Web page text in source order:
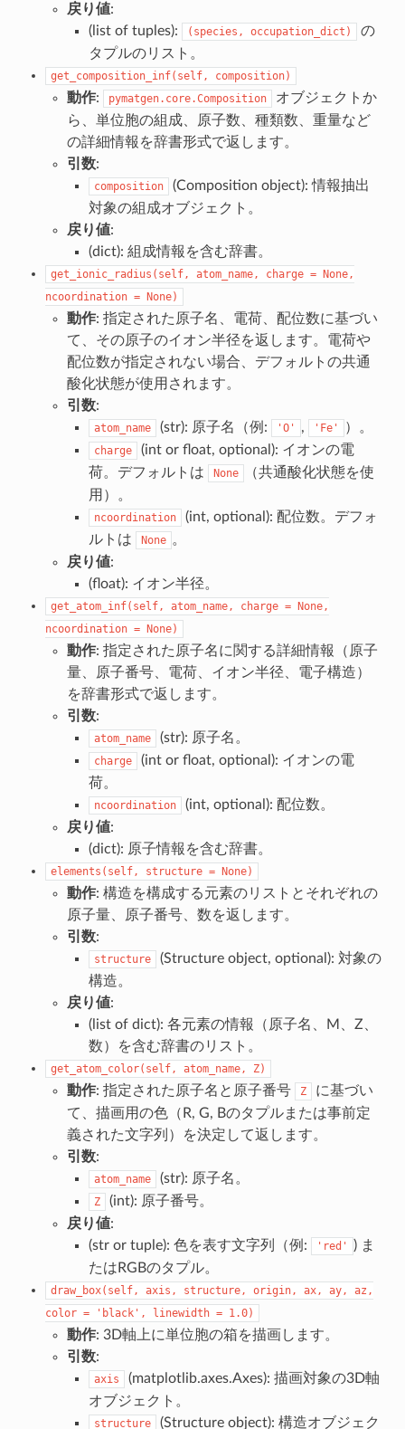
戻り値:
(list of tuples):
(species, occupation_dict)
の
タプルのリスト。
get_composition_inf(self, composition)
動作: pymatgen.core.Composition
オブジェクトか
ら、単位胞の組成、原子数、種類数、重量など
の詳細情報を辞書形式で返します。
引数:
composition
(Composition object): 情報抽出
対象の組成オブジェクト。
戻り値:
(dict): 組成情報を含む辞書。
get_ionic_radius(self, atom_name, charge = None,
ncoordination = None)
動作: 指定された原子名、電荷、配位数に基づい
て、その原子のイオン半径を返します。電荷や
配位数が指定されない場合、デフォルトの共通
酸化状態が使用されます。
引数:
atom_name (str): 原子名（例: 'O' , 'Fe' ）。
charge
(int or float, optional): イオンの電
荷。デフォルトは
None
（共通酸化状態を使
用）。
ncoordination
(int, optional): 配位数。デフォ
ルトは
None 。
戻り値:
(float): イオン半径。
get_atom_inf(self, atom_name, charge = None,
ncoordination = None)
動作: 指定された原子名に関する詳細情報（原子
量、原子番号、電荷、イオン半径、電子構造）
を辞書形式で返します。
引数:
atom_name (str): 原子名。
charge
(int or float, optional): イオンの電
荷。
ncoordination
(int, optional): 配位数。
戻り値:
(dict): 原子情報を含む辞書。
elements(self, structure = None)
動作: 構造を構成する元素のリストとそれぞれの
原子量、原子番号、数を返します。
引数:
structure
(Structure object, optional): 対象の
構造。
戻り値:
(list of dict): 各元素の情報（原子名、M、Z、
数）を含む辞書のリスト。
get_atom_color(self, atom_name, Z)
動作: 指定された原子名と原子番号 Z
に基づい
て、描画用の色（R, G, Bのタプルまたは事前定
義された文字列）を決定して返します。
引数:
atom_name (str): 原子名。
Z
(int): 原子番号。
戻り値:
(str or tuple): 色を表す文字列（例:
'red'
) ま
たはRGBのタプル。
draw_box(self, axis, structure, origin, ax, ay,
az,
color = 'black', linewidth = 1.0)
動作: 3D軸上に単位胞の箱を描画します。
引数:
axis
(matplotlib.axes.Axes): 描画対象の3D軸
オブジェクト。
structure (Structure object): 構造オブジェク